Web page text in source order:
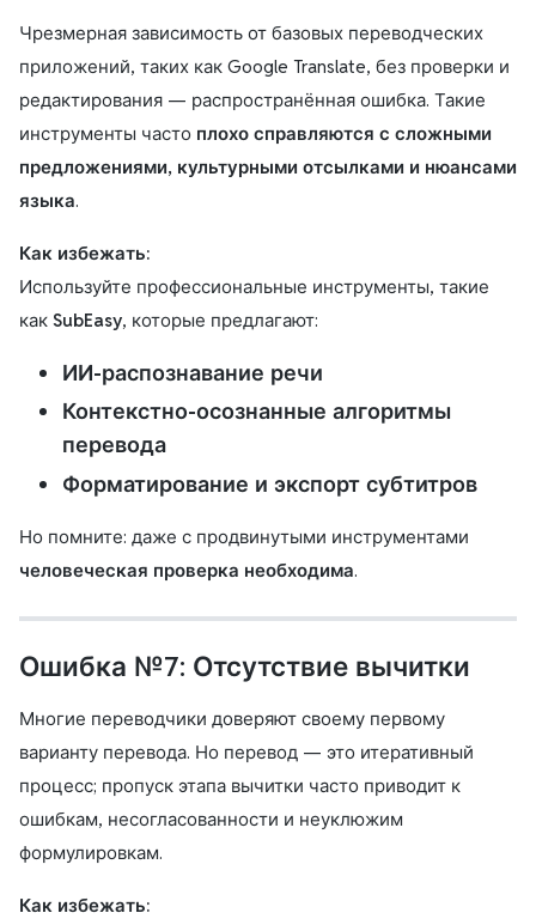
Чрезмерная зависимость от базовых переводческих
приложений, таких как Google Translate, без проверки и
редактирования — распространённая ошибка. Такие
инструменты часто плохо справляются с сложными
предложениями, культурными отсылками и нюансами
языка.
Как избежать:
Используйте профессиональные инструменты, такие
как SubEasy, которые предлагают:
ИИ-распознавание речи
Контекстно-осознанные алгоритмы
перевода
Форматирование и экспорт субтитров
Но помните: даже с продвинутыми инструментами
человеческая проверка необходима.
Ошибка №7: Отсутствие вычитки
Многие переводчики доверяют своему первому
варианту перевода. Но перевод — это итеративный
процесс; пропуск этапа вычитки часто приводит к
ошибкам, несогласованности и неуклюжим
формулировкам.
Как избежать: